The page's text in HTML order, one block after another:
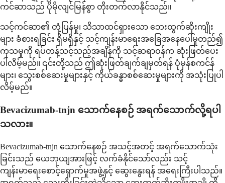
ကင်ဆာသည် ပိုမိုလျင်မြန်စွာ တိုးတက်လာနိုင်သည်။
သင့်ကင်ဆာ၏ တုံ့ပြန်မှု၊ သိသာထင်ရှားသော ဘေးထွက်ဆိုးကျိုး
များ ခံစားရခြင်း ရှိမရှိနှင့် သင့်ကျန်းမာရေးအခြေအနေပေါ်မူတည်၍
ကုသမှုကို ရပ်တန့်သင့်သည့်အချိန်ကို သင့်ဆရာဝန်က ဆုံးဖြတ်ပေး
ပါလိမ့်မည်။ ၎င်းတို့သည် ဤဆုံးဖြတ်ချက်ချမှတ်ရန် ပုံမှန်စကင်န်
များ၊ သွေးစစ်ဆေးမှုများနှင့် ကိုယ်ခန္ဓာစစ်ဆေးမှုများကို အသုံးပြုပါ
လိမ့်မည်။
Bevacizumab-tnjn သောက်နေစဉ် အရက်သောက်လို့ရပါ
သလား။
Bevacizumab-tnjn သောက်နေစဉ် အသင့်အတင့် အရက်သောက်သုံး
ခြင်းသည် ယေဘုယျအားဖြင့် လက်ခံနိုင်သော်လည်း သင့်
ကျန်းမာရေးစောင့်ရှောက်မှုအဖွဲ့နှင့် ဆွေးနွေးရန် အရေးကြီးပါသည်။